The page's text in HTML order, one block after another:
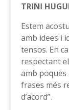
TRINI
Estem
amb idees i
tensos. En
respectant
amb poques
frases més
d’acord”.